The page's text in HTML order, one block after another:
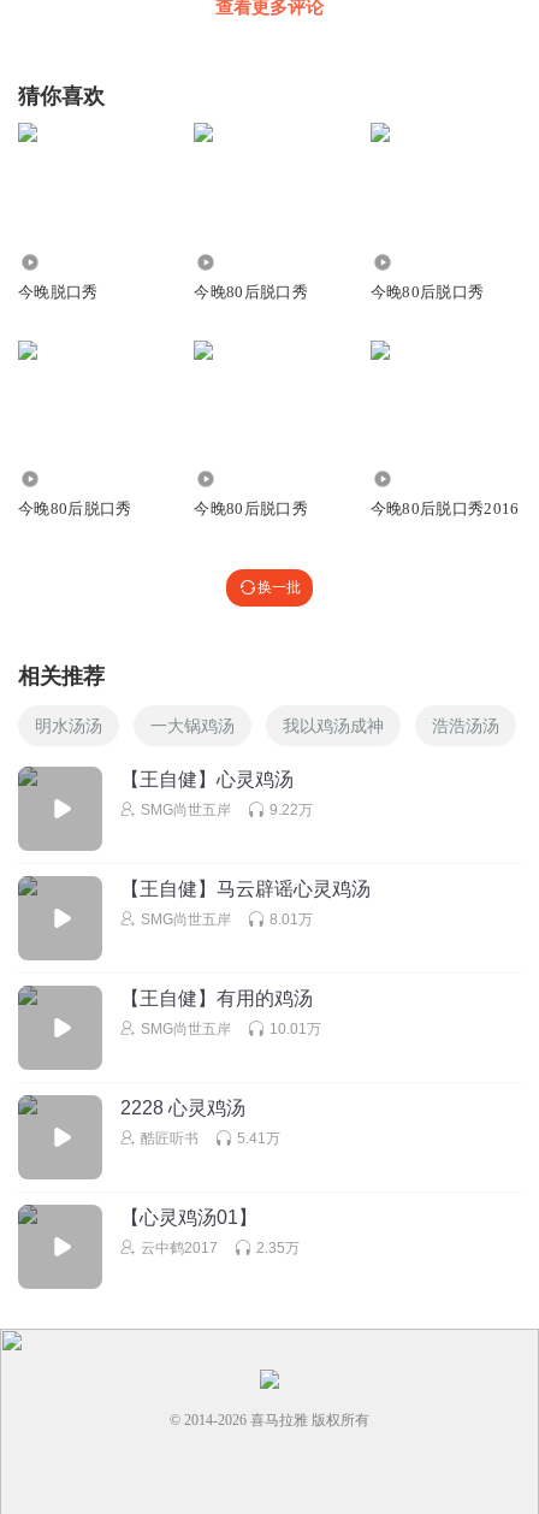
查看更多评论
猜你喜欢
今晚脱口秀 今晚80后脱口秀 今晚80后脱口秀
今晚80后脱口秀 今晚80后脱口秀 今晚80后脱口秀2016
换一批
相关推荐
明水汤汤 一大锅鸡汤 我以鸡汤成神 浩浩汤汤
【王自健】心灵鸡汤
SMG尚世五岸 9.22万
【王自健】马云辟谣心灵鸡汤
SMG尚世五岸 8.01万
【王自健】有用的鸡汤
SMG尚世五岸 10.01万
2228 心灵鸡汤
酷匠听书 5.41万
【心灵鸡汤01】
云中鹤2017 2.35万
© 2014-2026 喜马拉雅 版权所有